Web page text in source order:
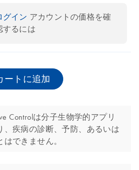
グイン アカウントの価格を確
するには
ートに追加
Controlは分子生物学的アプリ
、疾病の診断、予防、あるいは
できません。